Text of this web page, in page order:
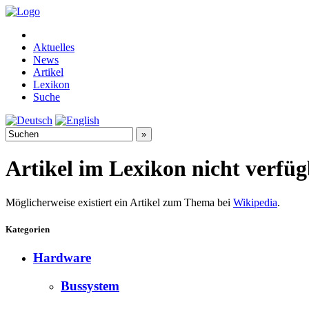
Aktuelles
News
Artikel
Lexikon
Suche
Artikel im Lexikon nicht
Möglicherweise existiert ein Artikel zum Thema bei Wikipedia.
Kategorien
Hardware
Bussystem